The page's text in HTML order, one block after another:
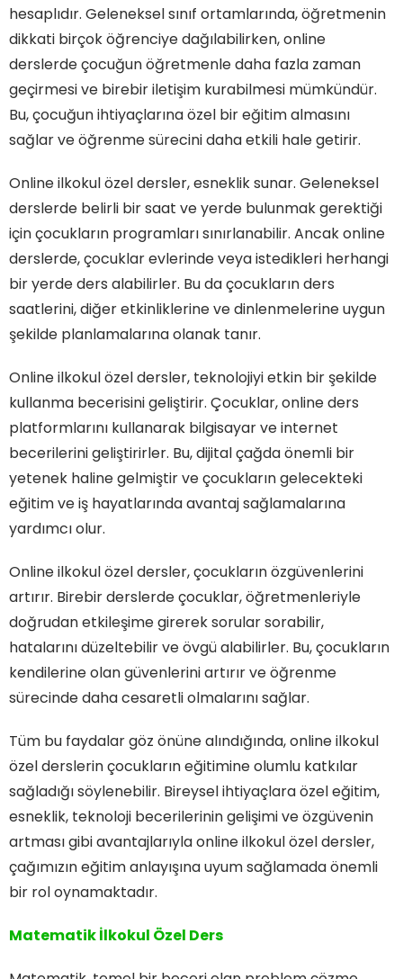
hesaplıdır. Geleneksel sınıf ortamlarında, öğretmenin
dikkati birçok öğrenciye dağılabilirken, online
derslerde çocuğun öğretmenle daha fazla zaman
geçirmesi ve birebir iletişim kurabilmesi mümkündür.
Bu, çocuğun ihtiyaçlarına özel bir eğitim almasını
sağlar ve öğrenme sürecini daha etkili hale getirir.
Online ilkokul özel dersler, esneklik sunar. Geleneksel
derslerde belirli bir saat ve yerde bulunmak gerektiği
için çocukların programları sınırlanabilir. Ancak online
derslerde, çocuklar evlerinde veya istedikleri herhangi
bir yerde ders alabilirler. Bu da çocukların ders
saatlerini, diğer etkinliklerine ve dinlenmelerine uygun
şekilde planlamalarına olanak tanır.
Online ilkokul özel dersler, teknolojiyi etkin bir şekilde
kullanma becerisini geliştirir. Çocuklar, online ders
platformlarını kullanarak bilgisayar ve internet
becerilerini geliştirirler. Bu, dijital çağda önemli bir
yetenek haline gelmiştir ve çocukların gelecekteki
eğitim ve iş hayatlarında avantaj sağlamalarına
yardımcı olur.
Online ilkokul özel dersler, çocukların özgüvenlerini
artırır. Birebir derslerde çocuklar, öğretmenleriyle
doğrudan etkileşime girerek sorular sorabilir,
hatalarını düzeltebilir ve övgü alabilirler. Bu, çocukların
kendilerine olan güvenlerini artırır ve öğrenme
sürecinde daha cesaretli olmalarını sağlar.
Tüm bu faydalar göz önüne alındığında, online ilkokul
özel derslerin çocukların eğitimine olumlu katkılar
sağladığı söylenebilir. Bireysel ihtiyaçlara özel eğitim,
esneklik, teknoloji becerilerinin gelişimi ve özgüvenin
artması gibi avantajlarıyla online ilkokul özel dersler,
çağımızın eğitim anlayışına uyum sağlamada önemli
bir rol oynamaktadır.
Matematik İlkokul Özel Ders